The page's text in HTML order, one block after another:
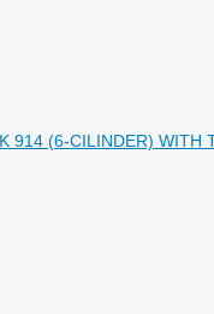
(6-CILINDER) WITH